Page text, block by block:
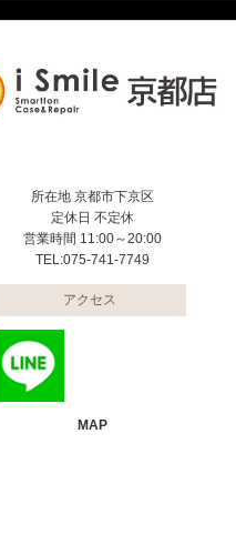
所在地 京都市下京区
定休日 不定休
営業時間 11:00～20:00
TEL:075-741-7749
アクセス
MAP